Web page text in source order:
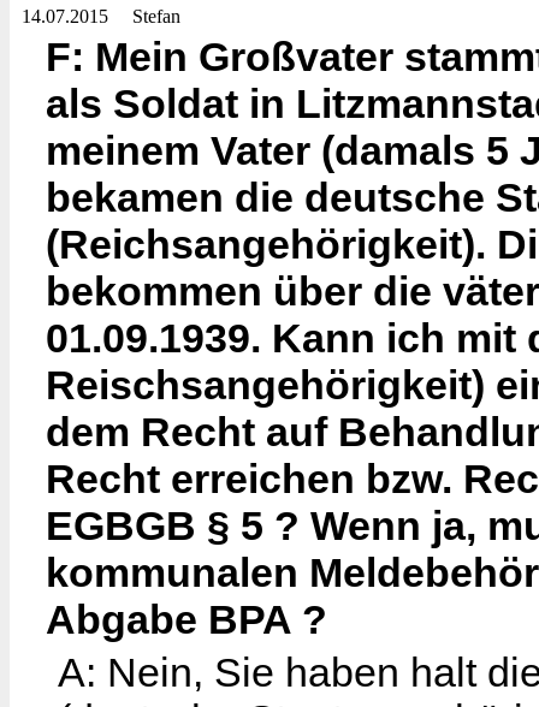
14.07.2015 Stefan
F: Mein Großvater
als Soldat in
meinem Vater (damals 5
bekamen die deutsche
(Reichsangehörigkeit).
bekommen über die
01.09.1939. Kann ich
Reischsangehörigkeit)
dem Recht auf
Recht erreichen bzw.
EGBGB § 5 ? Wenn ja,
kommunalen
Abgabe BPA ?
A: Nein, Sie haben halt